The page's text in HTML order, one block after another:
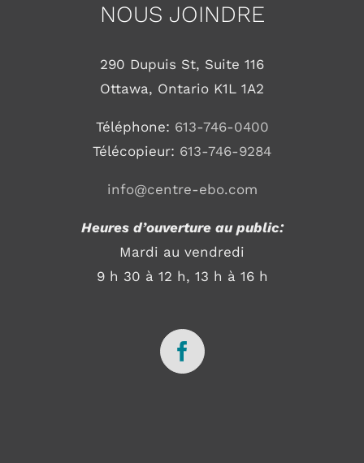
NOUS JOINDRE
290 Dupuis St, Suite 116
Ottawa, Ontario K1L 1A2
Téléphone: 613-746-0400
Télécopieur: 613-746-9284
info@centre-ebo.com
Heures d’ouverture au public:
Mardi au vendredi
9 h 30 à 12 h, 13 h à 16 h